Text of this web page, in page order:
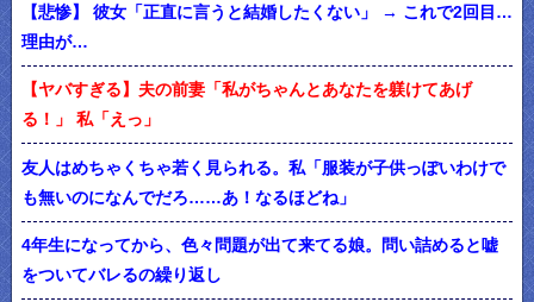
【悲惨】 彼女「正直に言うと結婚したくない」 → これで2回目…
理由が…
【ヤバすぎる】夫の前妻「私がちゃんとあなたを躾けてあげ
る！」 私「えっ」
友人はめちゃくちゃ若く見られる。私「服装が子供っぽいわけで
も無いのになんでだろ……あ！なるほどね」
4年生になってから、色々問題が出て来てる娘。問い詰めると嘘
をついてバレるの繰り返し